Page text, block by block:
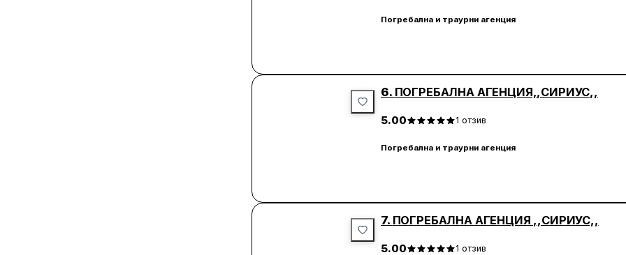
Погребална и траурни агенция
6. ПОГРЕБАЛНА АГЕНЦИЯ,,СИРИУС,,
5.00 1 отзив
Погребална и траурни агенция
7. ПОГРЕБАЛНА АГЕНЦИЯ ,,СИРИУС,,
5.00 1 отзив